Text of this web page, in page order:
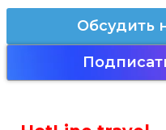
Обсудить